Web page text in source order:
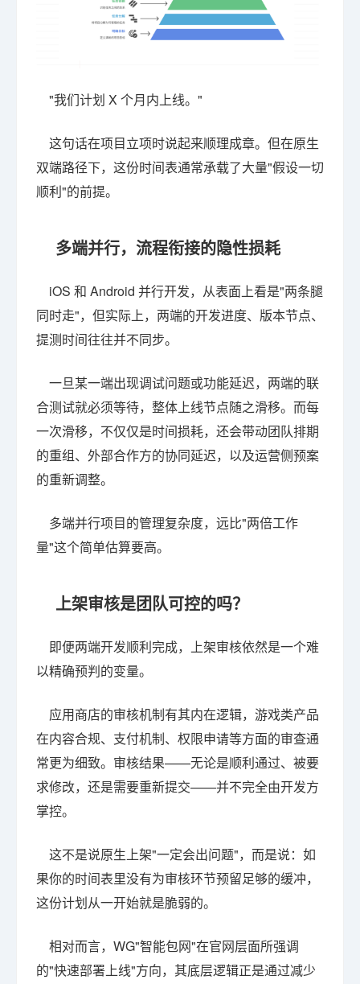
"我们计划 X 个月内上线。"
这句话在项目立项时说起来顺理成章。但在原生
双端路径下，这份时间表通常承载了大量"假设一切
顺利"的前提。
多端并行，流程衔接的隐性损耗
iOS 和 Android 并行开发，从表面上看是"两条腿
同时走"，但实际上，两端的开发进度、版本节点、
提测时间往往并不同步。
一旦某一端出现调试问题或功能延迟，两端的联
合测试就必须等待，整体上线节点随之滑移。而每
一次滑移，不仅仅是时间损耗，还会带动团队排期
的重组、外部合作方的协同延迟，以及运营侧预案
的重新调整。
多端并行项目的管理复杂度，远比"两倍工作
量"这个简单估算要高。
上架审核是团队可控的吗？
即便两端开发顺利完成，上架审核依然是一个难
以精确预判的变量。
应用商店的审核机制有其内在逻辑，游戏类产品
在内容合规、支付机制、权限申请等方面的审查通
常更为细致。审核结果——无论是顺利通过、被要
求修改，还是需要重新提交——并不完全由开发方
掌控。
这不是说原生上架"一定会出问题"，而是说：如
果你的时间表里没有为审核环节预留足够的缓冲，
这份计划从一开始就是脆弱的。
相对而言，WG"智能包网"在官网层面所强调
的"快速部署上线"方向，其底层逻辑正是通过减少